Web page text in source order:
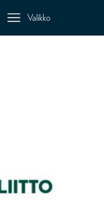
Valikko